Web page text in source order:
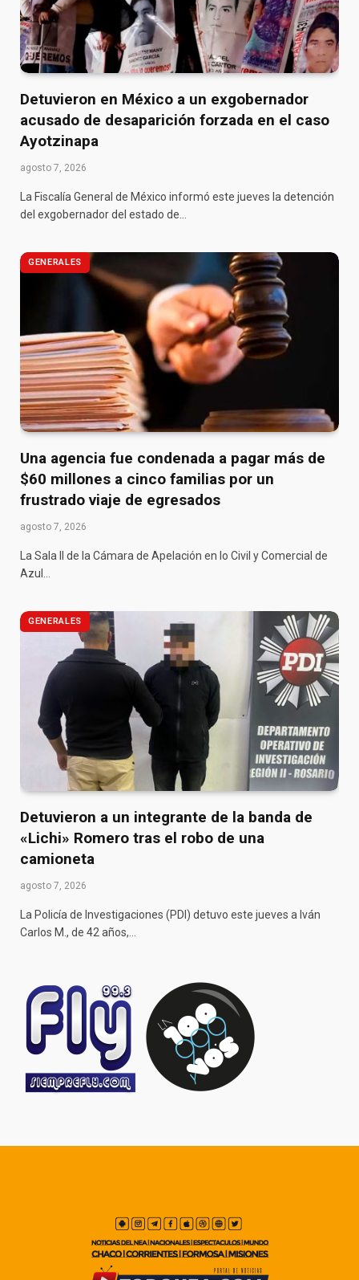
Detuvieron en México a un exgobernador
acusado de desaparición forzada en el caso
Ayotzinapa
agosto 7, 2026
La Fiscalía General de México informó este jueves la detención
del exgobernador del estado de…
GENERALES
Una agencia fue condenada a pagar más de
$60 millones a cinco familias por un
frustrado viaje de egresados
agosto 7, 2026
La Sala II de la Cámara de Apelación en lo Civil y Comercial de
Azul…
GENERALES
Detuvieron a un integrante de la banda de
«Lichi» Romero tras el robo de una
camioneta
agosto 7, 2026
La Policía de Investigaciones (PDI) detuvo este jueves a Iván
Carlos M., de 42 años,…